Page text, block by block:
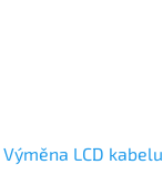
Výměna LCD kabelu